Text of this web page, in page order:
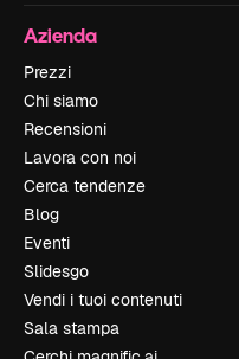
Azienda
Prezzi
Chi siamo
Recensioni
Lavora con noi
Cerca tendenze
Blog
Eventi
Slidesgo
Vendi i tuoi contenuti
Sala stampa